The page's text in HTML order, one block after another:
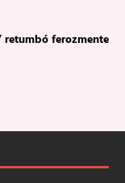
retumbó ferozmente